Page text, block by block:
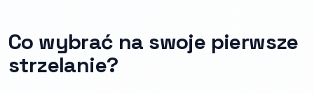
Co wybrać na swoje pierwsze
strzelanie?